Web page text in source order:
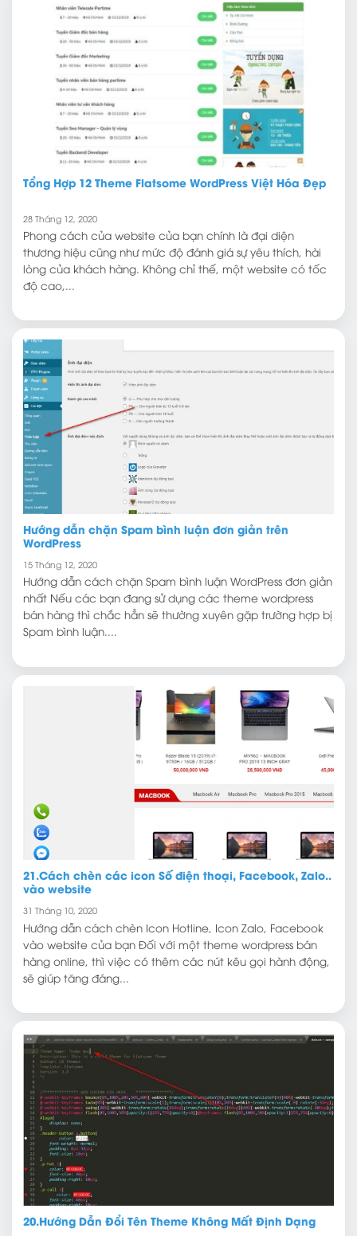
Tổng Hợp 12 Theme Flatsome WordPress Việt Hóa Đẹp
28 Tháng 12, 2020
Phong cách của website của bạn chính là đại diện
thương hiệu cũng như mức độ đánh giá sự yêu thích, hài
lòng của khách hàng. Không chỉ thế, một website có tốc
độ cao,...
Hướng dẫn chặn Spam bình luận đơn giản trên
WordPress
15 Tháng 12, 2020
Hướng dẫn cách chặn Spam bình luận WordPress đơn giản
nhất Nếu các bạn đang sử dụng các theme wordpress
bán hàng thì chắc hẳn sẽ thường xuyên gặp trường hợp bị
Spam bình luận....
21.Cách chèn các icon Số điện thoại, Facebook, Zalo..
vào website
31 Tháng 10, 2020
Hướng dẫn cách chèn Icon Hotline, Icon Zalo, Facebook
vào website của bạn Đối với một theme wordpress bán
hàng online, thì việc có thêm các nút kêu gọi hành động,
sẽ giúp tăng đáng...
20.Hướng Dẫn Đổi Tên Theme Không Mất Định Dạng